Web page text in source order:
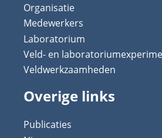
Organisatie
Medewerkers
Laboratorium
Veld- en
Veldwerkzaamheden
Overige links
Publicaties